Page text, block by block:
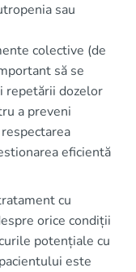
sau
colective (de
să se
repetării dozelor
a preveni
eficientă
cu
orice condiții
potențiale cu
este